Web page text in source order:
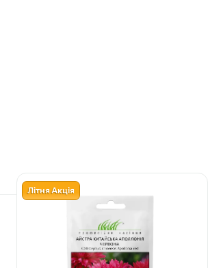
Літня Акція